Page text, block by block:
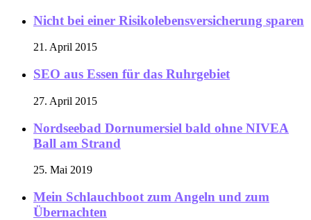
Nicht bei einer Risikolebensversicherung sparen
21. April 2015
SEO aus Essen für das Ruhrgebiet
27. April 2015
Nordseebad Dornumersiel bald ohne NIVEA
Ball am Strand
25. Mai 2019
Mein Schlauchboot zum Angeln und zum
Übernachten